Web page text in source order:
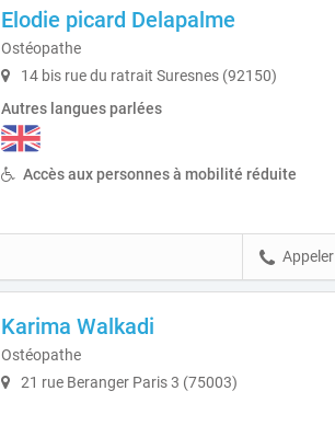
Elodie picard Delapalme
Ostéopathe
14 bis rue du ratrait Suresnes (92150)
Autres langues parlées
Accès aux personnes à mobilité réduite
Appeler
Karima Walkadi
Ostéopathe
21 rue Beranger Paris 3 (75003)